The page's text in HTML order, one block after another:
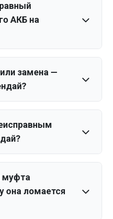
АКБ на
замена —
муфта
она ломается